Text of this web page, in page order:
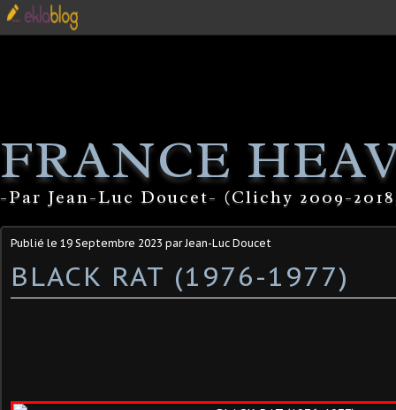
FRANCE
-Par Jean-Luc Doucet- (Clichy 2009-
Publié le 19 Septembre 2023 par Jean-Luc Doucet
BLACK RAT (1976-1977)